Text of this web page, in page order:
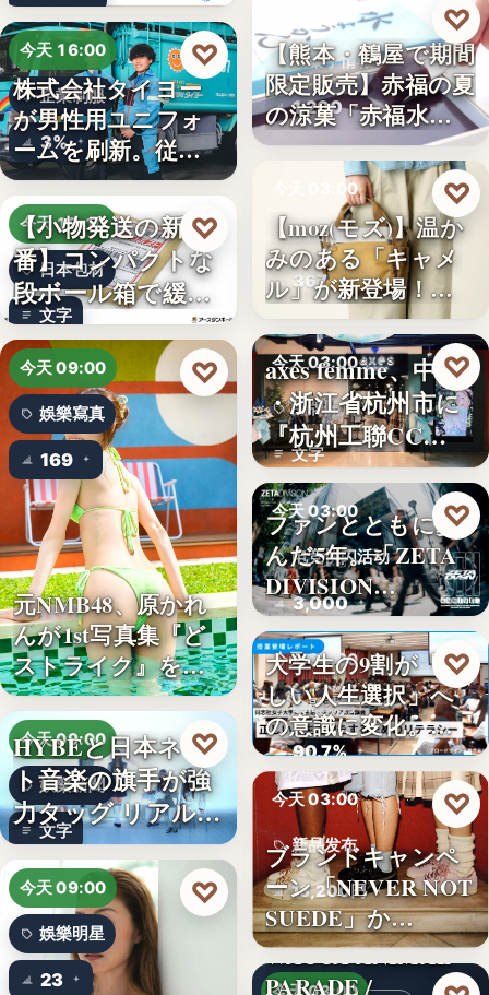
今天 16:00
企業制服
3%
株式会社タイヨー
が男性用ユニフォ
ームを刷新。従来
の男女兼…
♡
今天 15:10
日本包材
文字
【小物発送の新定
番】コンパクトな
段ボール箱で緩衝
材の節約…
♡
今天 09:00
娛樂寫真
169
元NMB48、原かれ
んが1st写真集『ど
ストライク』を…
♡
今天 09:00
娛樂新聞
文字
HYBEと日本ネッ
ト音楽の旗手が強
力タッグ リアル×
バー…
♡
今天 09:00
娛樂明星
23
♡
今天 03:00
和菓子情報
1,200
【熊本・鶴屋で期間
限定販売】赤福の夏
の涼菓「赤福水よ
うか…
♡
今天 03:00
新品情報
367
【moz(モズ)】温か
みのある「キャメ
ル」が新登場！毎
日…
♡
今天 03:00
品牌開店
文字
axes femme、中国
・浙江省杭州市に
『杭州工聯CC…
♡
今天 03:00
电竞快闪活动
3,000
ファンとともに歩
んだ5年。「ZETA
DIVISION…
♡
今天 03:00
金融教育
90.7%
大学生の9割が「正
しい人生選択」へ
の意識に変化。ブ
ロード…
♡
今天 03:00
新品发布
13,200円
ブランドキャンペ
ーン「NEVER NOT
SUEDE」か…
♡
WACCA ANIMAL
PARADE /